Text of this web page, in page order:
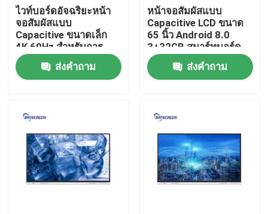
ควบคุมคุณภาพ
ติดต่อเรา
ขออ้าง
กระดานไวท์บอร์ดแบบโต้ตอบแบบ Capacitive
กระดานไวท์บอร์ดแบบโต้ตอบทั้งหมดในที่เดียว
ไวท์บอร์ดอัจฉริยะหน้า
จอสัมผัสแบบ
Capacitive ขนาดเล็ก
4K 60Hz สำหรับการ
สอน
ส่งคำถาม
หน้าจอสัมผัสแบบ
Capacitive LCD ขนาด
65 นิ้ว Android 8.0
3+32GB สมาร์ทบอร์ด
ออนไลน์ฟรี
ส่งคำถาม